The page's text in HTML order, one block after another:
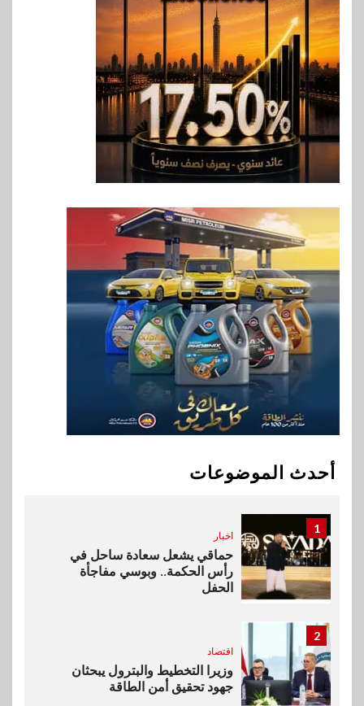
أحدث الموضوعات
غرفة القاهرة تنظم ندوة إلكترونية
لدعم الصادرات وتحقيق
مستهدفات رؤية مصر 2030
7
بنوك
بنك مصر يشارك في فعالية اليوم
العالمي للشباب ويقدم العديد من
العروض المجانية
بنك QNB مصر يعزز جاهزية
المشروعات الصغيرة والمتوسطة
للنمو والتوسع
9 اخبار
فيكسد مصر و”حلول” تتشاركان
في تطوير أول منصة للسياحة
الصحية في مصر والشرق الأوسط
وأفريقيا Tour4Cure
سوق وصلة
جهازًا مثاليًا للشباب
1
اخبار
حماقي يشعل سعادة ساحل في
رأس الحكمة.. وبوسي مفاجأة
الحفل
2
اقتصاد
وزيرا التخطيط والبترول يبحثان
جهود تحقيق أمن الطاقة